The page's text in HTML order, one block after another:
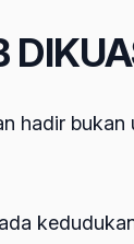
hadir bukan